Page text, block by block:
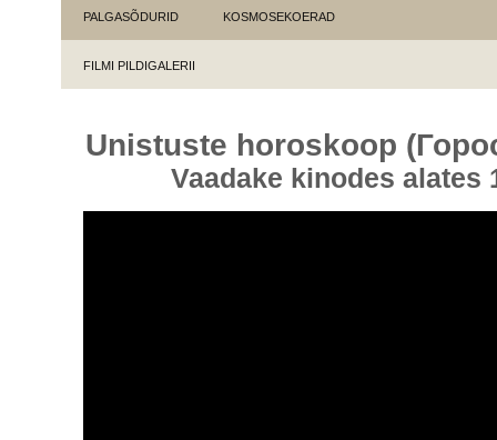
PALGASÕDURID KOSMOSEKOERAD
FILMI PILDIGALERII
Unistuste horoskoop
Vaadake kinodes alates